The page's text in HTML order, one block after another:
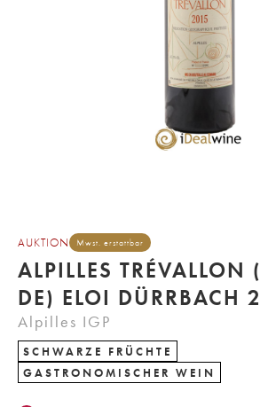
AUKTION Mwst. erstattbar
ALPILLES
DE) ELOI DÜRRBACH
Alpilles IGP
SCHWARZE FRÜCHTE
GASTRONOMISCHER WEIN